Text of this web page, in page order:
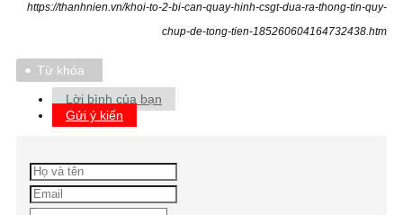
https://thanhnien.vn/khoi-to-2-bi-can-quay-hinh-csgt-dua-ra-thong-tin-quy-
chup-de-tong-tien-185260604164732438.htm
Từ khóa
Lời bình của bạn
Gửi ý kiến